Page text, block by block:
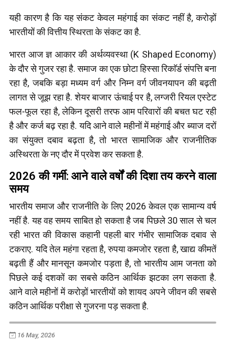
यही कारण है कि यह संकट केवल महंगाई का संकट नहीं है, करोड़ों
भारतीयों की वित्तीय स्थिरता के संकट का है.
भारत आज ज्ञ आकार की अर्थव्यवस्था (K Shaped Economy)
के दौर से गुजर रहा है. समाज का एक छोटा हिस्सा रिकाॅर्ड संपत्ति बना
रहा है, जबकि बड़ा मध्यम वर्ग और निम्न वर्ग जीवनयापन की बढ़ती
लागत से जूझ रहा है. शेयर बाजार ऊंचाई पर है, लग्जरी रियल एस्टेट
फल-फूल रहा है, लेकिन दूसरी तरफ आम परिवारों की बचत घट रही
है और कर्ज बढ़ रहा है. यदि आने वाले महीनों में महंगाई और ब्याज दरों
का संयुक्त दबाव बढ़ता है, तो भारत सामाजिक और राजनीतिक
अस्थिरता के नए दौर में प्रवेश कर सकता है.
2026 की गर्मी: आने वाले वर्षों की दिशा तय करने वाला
समय
भारतीय समाज और राजनीति के लिए 2026 केवल एक सामान्य वर्ष
नहीं है. यह वह समय साबित हो सकता है जब पिछले 30 साल से चल
रही भारत की विकास कहानी पहली बार गंभीर सामाजिक दबाव से
टकराए. यदि तेल महंगा रहता है, रुपया कमजोर रहता है, खाद्य कीमतें
बढ़ती हैं और मानसून कमजोर पड़ता है, तो भारतीय आम जनता को
पिछले कई दशकों का सबसे कठिन आर्थिक झटका लग सकता है.
आने वाले महीनों में करोड़ों भारतीयों को शायद अपने जीवन की सबसे
कठिन आर्थिक परीक्षा से गुजरना पड़ सकता है.
16 May, 2026